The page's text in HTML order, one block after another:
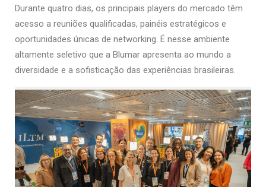
Durante quatro dias, os principais players do mercado têm
acesso a reuniões qualificadas, painéis estratégicos e
oportunidades únicas de networking. É nesse ambiente
altamente seletivo que a Blumar apresenta ao mundo a
diversidade e a sofisticação das experiências brasileiras.